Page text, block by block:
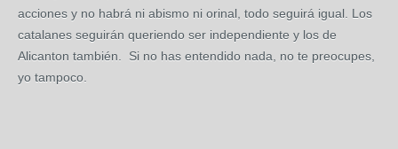
acciones y no habrá ni abismo ni orinal, todo seguirá igual. Los
catalanes seguirán queriendo ser independiente y los de
Alicanton también. Si no has entendido nada, no te preocupes,
yo tampoco.